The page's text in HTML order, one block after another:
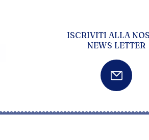
ISCRIVITI ALLA
NEWS LETTER